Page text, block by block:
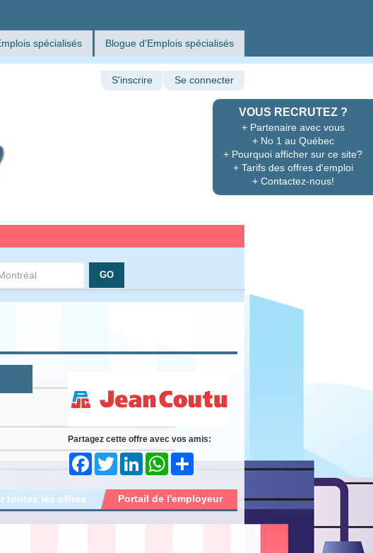
spécialisés Blogue d'Emplois spécialisés
VOUS RECRUTEZ ?
+ Partenaire avec vous
+ No 1 au Québec
+ Pourquoi afficher sur ce site?
+ Tarifs des offres d'emploi
+ Contactez-nous!
S'inscrire Se connecter
Partagez cette offre avec vos amis:
FacebookTwitter LinkedInWhatsApp
Portail de l'employeur
toutes les offres